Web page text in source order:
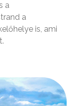
a
a
is, ami